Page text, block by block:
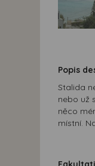
Popis
Stalida
nebo už
něco
místní.